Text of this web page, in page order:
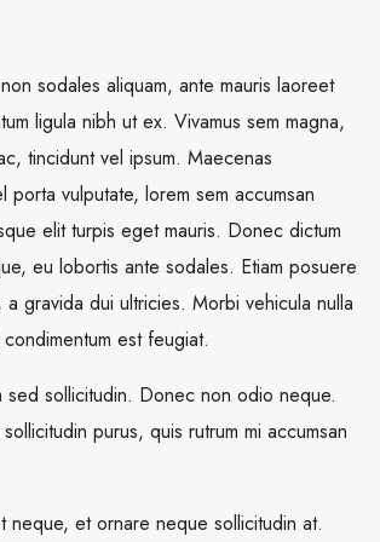
sodales aliquam, ante mauris laoreet
ligula nibh ut ex. Vivamus sem magna,
tincidunt vel ipsum. Maecenas
porta vulputate, lorem sem accumsan
elit turpis eget mauris. Donec dictum
eu lobortis ante sodales. Etiam posuere
gravida dui ultricies. Morbi vehicula nulla
est feugiat.
sed sollicitudin. Donec non odio neque.
purus, quis rutrum mi accumsan
neque, et ornare neque sollicitudin at.